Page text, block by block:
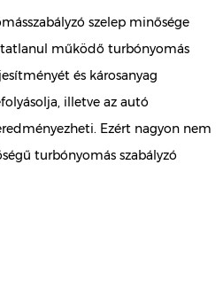
szelep minősége
működő turbónyomás
és károsanyag
illetve az autó
Ezért nagyon nem
turbónyomás szabályzó